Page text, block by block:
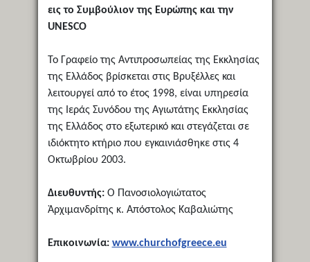
εις το Συμβούλιον της Ευρώπης και την
UNESCO
Το Γραφείο της Αντιπροσωπείας της Εκκλησίας
της Ελλάδος βρίσκεται στις Βρυξέλλες και
λειτουργεί από το έτος 1998, είναι υπηρεσία
της Ιεράς Συνόδου της Αγιωτάτης Εκκλησίας
της Ελλάδος στο εξωτερικό και στεγάζεται σε
ιδιόκτητο κτήριο που εγκαινιάσθηκε στις 4
Οκτωβρίου 2003.
Διευθυντής:Ο Πανοσιολογιώτατος
Ἀρχιμανδρίτης κ. Απόστολος Καβαλιώτης
Επικοινωνία: www.churchofgreece.eu